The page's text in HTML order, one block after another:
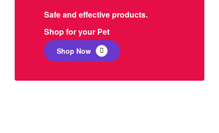
Safe and effective products.
Shop for your Pet
Shop Now